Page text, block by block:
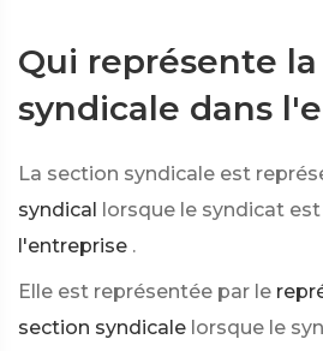
Qui représente
syndicale dans
La section syndicale est
syndical lorsque le syndicat est
l'entreprise .
Elle est représentée par le
section syndicale lorsque le